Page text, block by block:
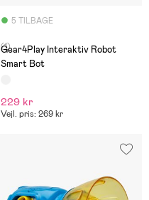
5 TILBAGE
(1)
Gear4Play Interaktiv Robot
Smart Bot
229 kr
Vejl. pris: 269 kr